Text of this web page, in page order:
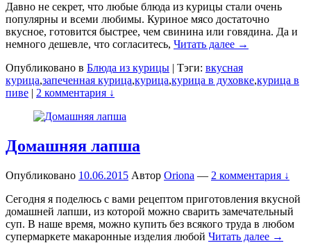
Давно не секрет, что любые блюда из курицы стали очень
популярны и всеми любимы. Куриное мясо достаточно
вкусное, готовится быстрее, чем свинина или говядина. Да и
немного дешевле, что согласитесь, Читать далее →
Опубликовано в Блюда из курицы | Тэги: вкусная
курица,запеченная курица,курица,курица в духовке,курица в
пиве | 2 комментария ↓
Домашняя лапша
Опубликовано 10.06.2015 Автор Oriona — 2 комментария ↓
Сегодня я поделюсь с вами рецептом приготовления вкусной
домашней лапши, из которой можно сварить замечательный
суп. В наше время, можно купить без всякого труда в любом
супермаркете макаронные изделия любой Читать далее →